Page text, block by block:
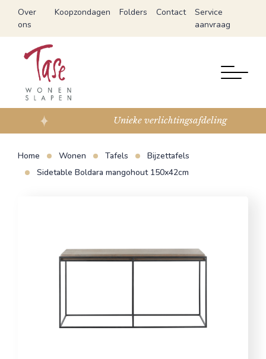
Over
ons
Koopzondagen Folders Contact
Service
aanvraag
Unieke verlichtingsafdeling
Home Wonen Tafels
Bijzettafels
Sidetable Boldara mangohout 150x42cm